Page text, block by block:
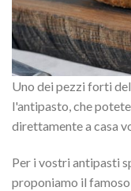
Uno dei pezzi forti
l'antipasto, che
direttamente a casa
Per i vostri antipasti
proponiamo il famoso